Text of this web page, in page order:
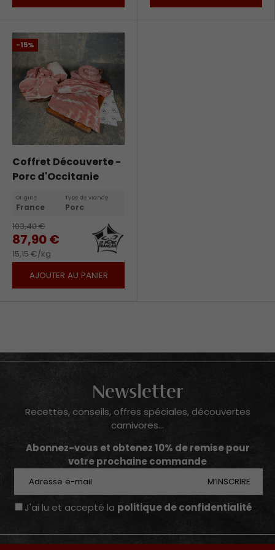
-15%
Coffret Découverte -
Porc d'Occitanie
Origine
France
Type de viande
Porc
87,90 €
103,40 €
15,15 €/kg
AJOUTER AU PANIER
Newsletter
Recettes, conseils, offres spéciales, découvertes
carnivores...
Abonnez-vous et obtenez 10% de remise pour
votre prochaine commande
M’INSCRIRE
J'ai lu et accepté la politique de confidentialité